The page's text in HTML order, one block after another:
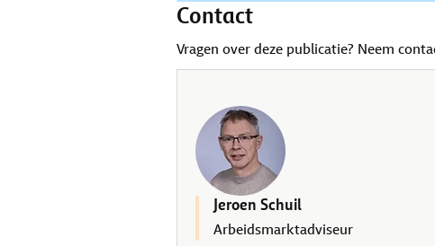
Contact
Vragen over deze publicatie? Neem
Jeroen Schuil
Arbeidsmarktadviseur